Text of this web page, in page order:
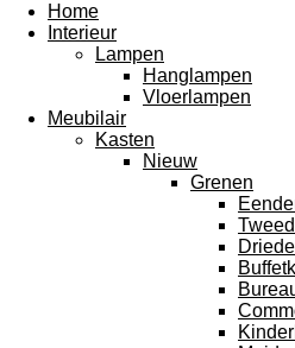
Home
Interieur
Lampen
Hanglampen
Vloerlampen
Meubilair
Kasten
Nieuw
Grenen